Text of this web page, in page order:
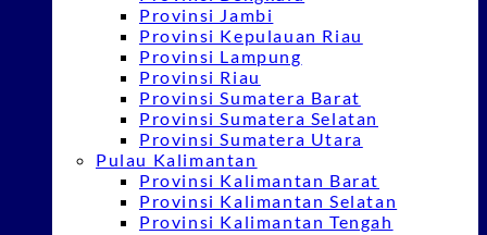
Provinsi Jambi
Provinsi Kepulauan Riau
Provinsi Lampung
Provinsi Riau
Provinsi Sumatera Barat
Provinsi Sumatera Selatan
Provinsi Sumatera Utara
Pulau Kalimantan
Provinsi Kalimantan Barat
Provinsi Kalimantan Selatan
Provinsi Kalimantan Tengah